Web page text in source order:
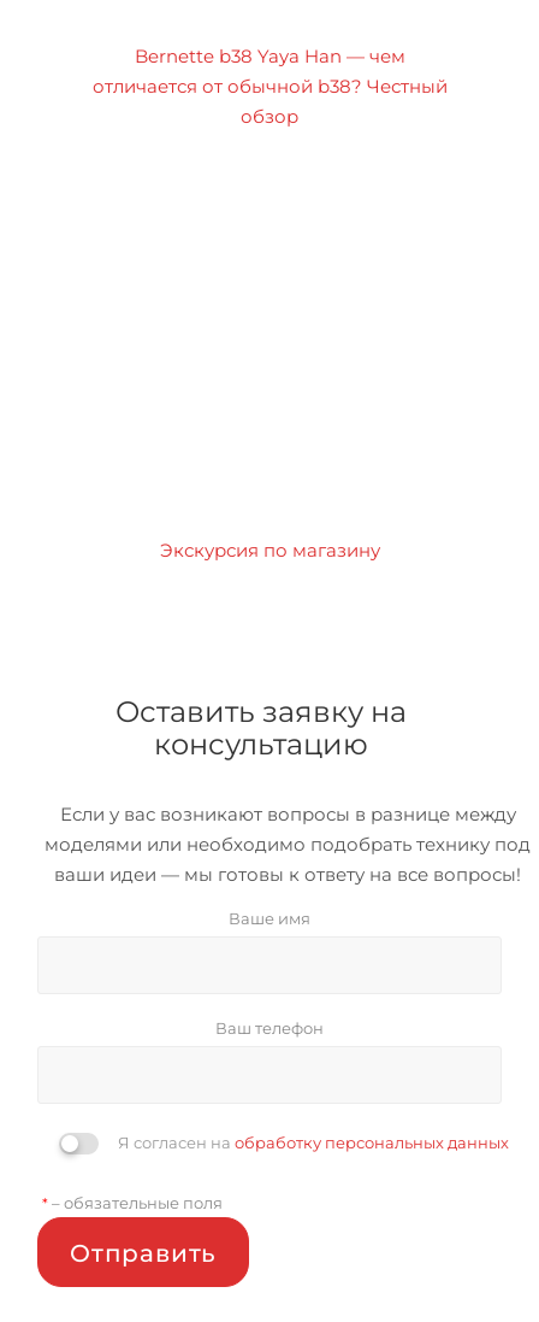
Bernette b38 Yaya Han — чем
отличается от обычной b38? Честный
обзор
Экскурсия по магазину
Оставить заявку на
консультацию
Если у вас возникают вопросы в разнице между
моделями или необходимо подобрать технику под
ваши идеи — мы готовы к ответу на все вопросы!
Ваше имя
Ваш телефон
Я согласен на обработку персональных данных
Отправить
* – обязательные поля